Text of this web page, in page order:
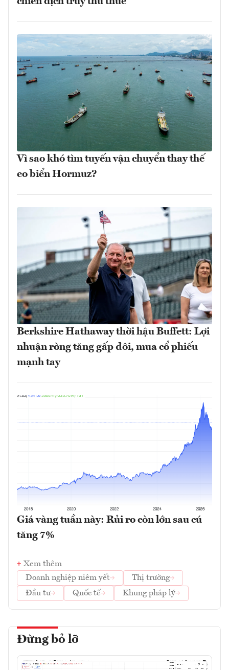
Vì sao khó tìm tuyến vận chuyển thay thế
eo biển Hormuz?
Berkshire Hathaway thời hậu Buffett: Lợi
nhuận ròng tăng gấp đôi, mua cổ phiếu
mạnh tay
Giá vàng tuần này: Rủi ro còn lớn sau cú
tăng 7%
Xem thêm
Doanh nghiệp niêm yết
Thị trường
Đầu tư
Quốc tế Khung pháp lý
Đừng bỏ lỡ